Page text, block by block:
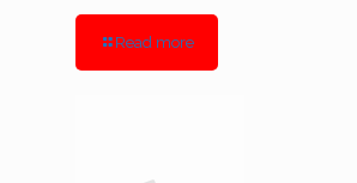
Read more